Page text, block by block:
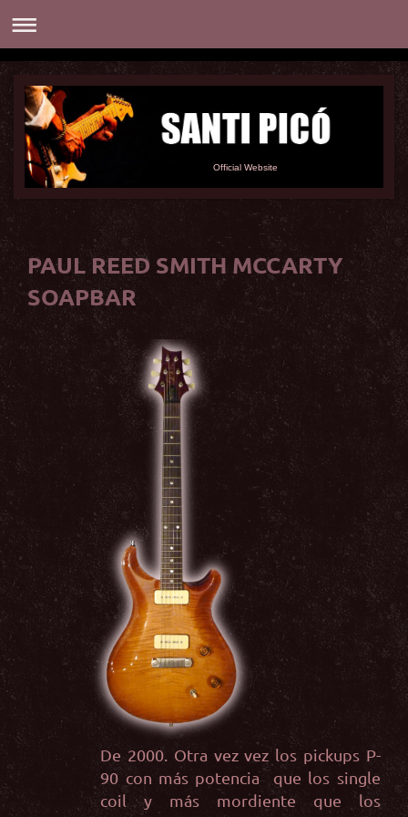
Official Website
PAUL REED SMITH MCCARTY
SOAPBAR
De 2000. Otra vez vez los pickups P-
90 con más potencia que los single
coil y más mordiente que los